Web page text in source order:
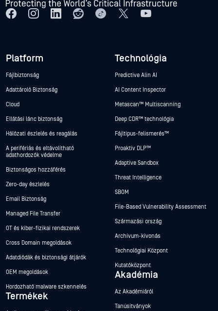
Platform
Fájlbiztonság
Adattároló Biztonság
Cloud
Ellátási lánc biztonság
Hálózati észlelés és reagálás
A perifériás és eltávolítható
adathordozók védelme
Biztonságos hozzáférés
Zero-day észlelés
Email Biztonság
Managed File Transfer
OT és kiber-fizikai rendszerek
Cross Domain megoldások
Adatdiódák és biztonsági átjárók
OEM megoldások
Hordozható malware szkennelés
Termékek
Technológia
Predictive Alin AI
AI Content Inspector
Metascan™ Multiscanning
Deep CDR™ technológia
Fájltípus-felismerés™
Proaktív DLP™
Adaptive Sandbox
Threat Intelligence
SBOM
File-Based Vulnerability Assessment
Származási ország
Archívum-kivonás
Technológiai Központ
Kutatóközpont
Akadémia
Az Akadémiáról
Tanúsítványok